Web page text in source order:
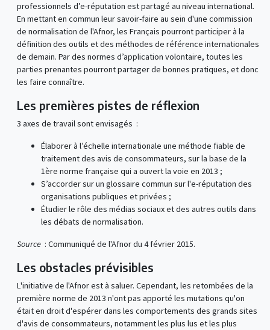
professionnels d’e-réputation est partagé au niveau international.
En mettant en commun leur savoir-faire au sein d'une commission
de normalisation de l'Afnor, les Français pourront participer à la
définition des outils et des méthodes de référence internationales
de demain. Par des normes d’application volontaire, toutes les
parties prenantes pourront partager de bonnes pratiques, et donc
les faire connaître.
Les premières pistes de réflexion
3 axes de travail sont envisagés :
Élaborer à l’échelle internationale une méthode fiable de
traitement des avis de consommateurs, sur la base de la
1ère norme française qui a ouvert la voie en 2013 ;
S’accorder sur un glossaire commun sur l'e-réputation des
organisations publiques et privées ;
Étudier le rôle des médias sociaux et des autres outils dans
les débats de normalisation.
Source : Communiqué de l'Afnor du 4 février 2015.
Les obstacles prévisibles
L'initiative de l'Afnor est à saluer. Cependant, les retombées de la
première norme de 2013 n'ont pas apporté les mutations qu'on
était en droit d'espérer dans les comportements des grands sites
d'avis de consommateurs, notamment les plus lus et les plus